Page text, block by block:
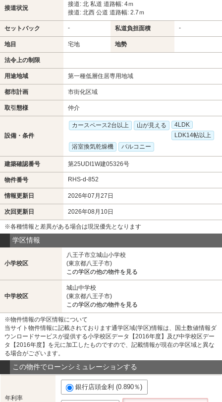
接道状況
接道: 北 私道 道路幅: 4ｍ
接道: 北西 公道 道路幅: 2.7ｍ
セットバック - 私道負担面積 -
地目 宅地 地勢
法令上の制限
用途地域 第一種低層住居専用地域
都市計画 市街化区域
取引態様 仲介
設備・条件
カースペース2台以上 山が見える
4LDK
LDK14帖以上
浴室換気乾燥機
バルコニー
建築確認番号 第25UDI1W建05326号
物件番号 RHS-d-852
情報更新日 2026年07月27日
次回更新日 2026年08月10日
※各種情報と差異がある場合は現況優先となります
学区情報
小学校区
八王子市立城山小学校
(東京都八王子市)
この学区の他の物件を見る
中学校区
城山中学校
(東京都八王子市)
この学区の他の物件を見る
※物件情報の学区情報について
当サイト物件情報に記載されております通学区域(学区)情報は、国土数値情報ダ
ウンロードサービスが提供する小学校区データ【2016年度】及び中学校区デー
タ【2016年度】を元に加工したものですので、記載情報が現在の学区域と異な
る場合がございます。
この物件でローンシミュレーションする
年利率
銀行店頭金利 (0.890％)